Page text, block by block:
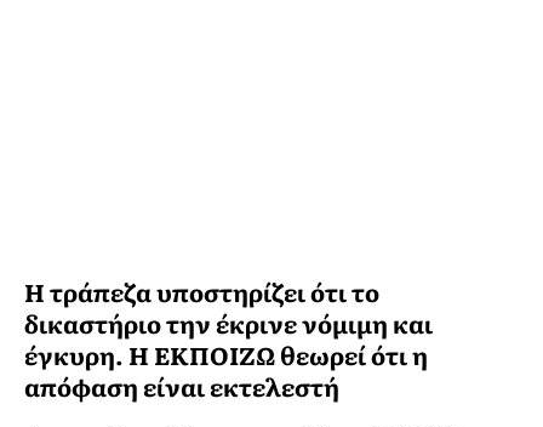
Η τράπεζα υποστηρίζει ότι το
δικαστήριο την έκρινε νόμιμη και
έγκυρη. Η ΕΚΠΟΙΖΩ θεωρεί ότι η
απόφαση είναι εκτελεστή